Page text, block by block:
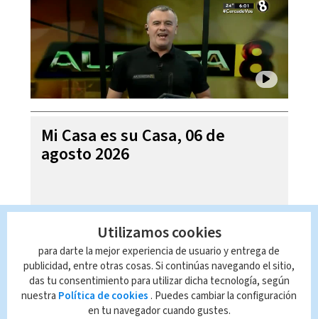
Mi Casa es su Casa, 06 de
agosto 2026
Utilizamos cookies
para darte la mejor experiencia de usuario y entrega de
publicidad, entre otras cosas. Si continúas navegando el sitio,
das tu consentimiento para utilizar dicha tecnología, según
nuestra Política de cookies . Puedes cambiar la configuración
en tu navegador cuando gustes.